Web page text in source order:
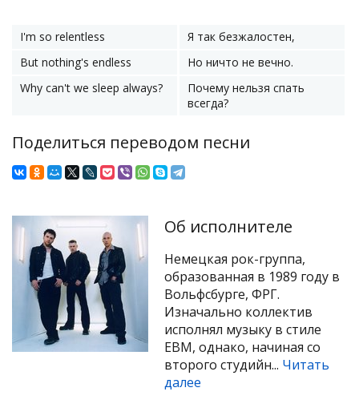
I'm so relentless
Я так безжалостен,
But nothing's endless
Но ничто не вечно.
Why can't we sleep always?
Почему нельзя спать
всегда?
Поделиться переводом песни
Об исполнителе
Немецкая рок-группа,
образованная в 1989 году в
Вольфсбурге, ФРГ.
Изначально коллектив
исполнял музыку в стиле
EBM, однако, начиная со
второго студийн... Читать
далее